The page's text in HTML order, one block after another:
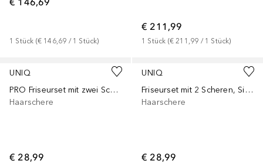
1 Stück (€ 146,69 / 1 Stück)
€ 211,99
1 Stück (€ 211,99 / 1 Stück)
UNIQ
PRO Friseurset mit zwei Scheren und ein Kamm
Haarschere
€ 28,99
UNIQ
Friseurset mit 2 Scheren, Silber
Haarschere
€ 28,99